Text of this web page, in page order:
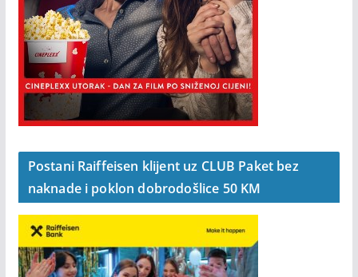
Postani Raiffeisen klijent uz CLUB Paket bez
naknade i poklon dobrodošlice 50 KM